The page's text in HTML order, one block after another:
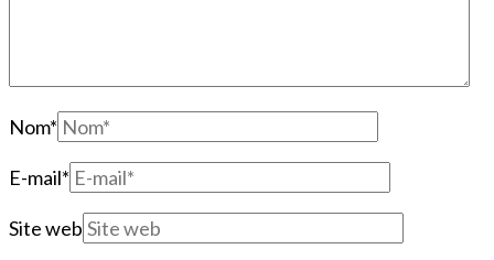
Nom*
E-mail*
Site web